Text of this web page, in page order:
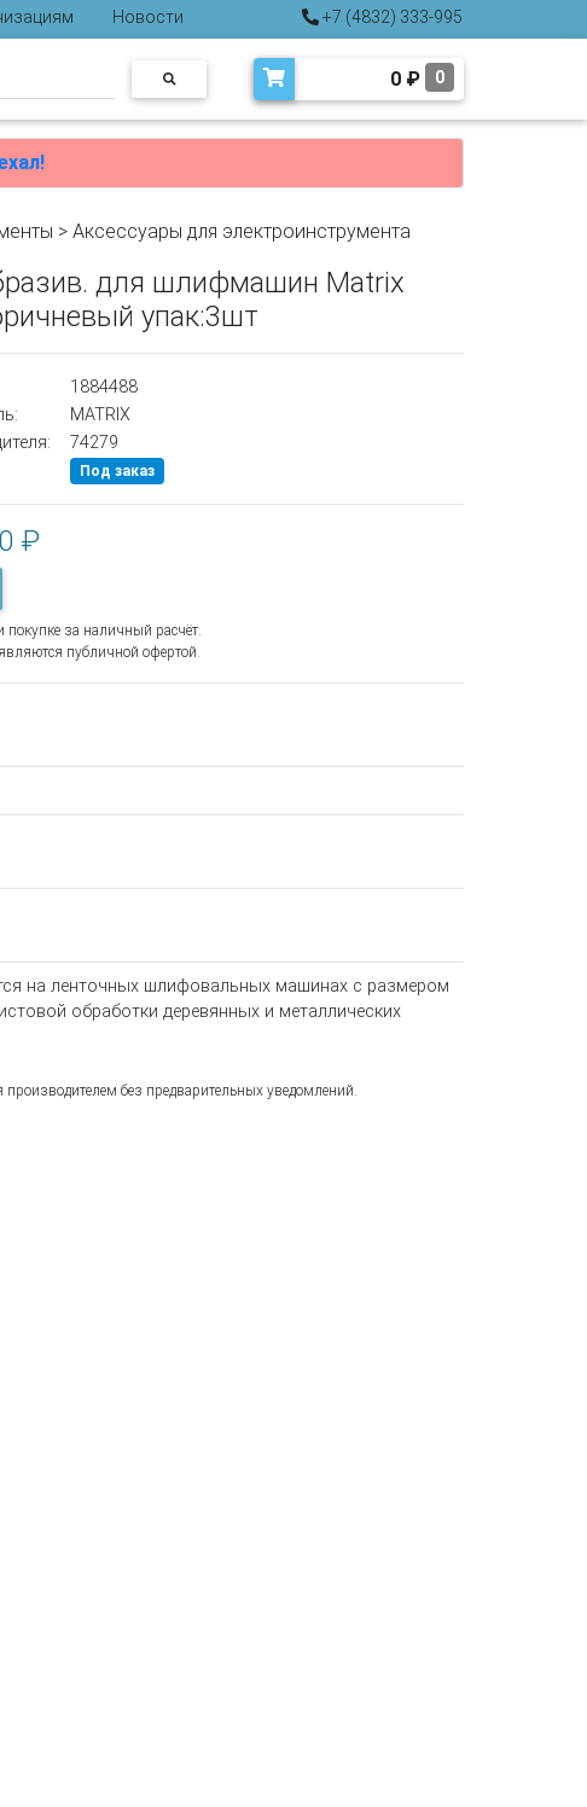
Новости
+7 (4832) 333-995
0 ₽ 0
> Аксессуары для электроинструмента
для шлифмашин Matrix
упак:3шт
1884488
MATRIX
74279
Под заказ
₽
покупке за наличный расчёт.
публичной офертой.
на ленточных шлифовальных машинах с размером
обработки деревянных и металлических
без предварительных уведомлений.